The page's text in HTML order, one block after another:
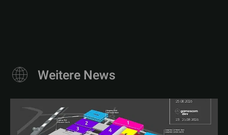
Weitere News